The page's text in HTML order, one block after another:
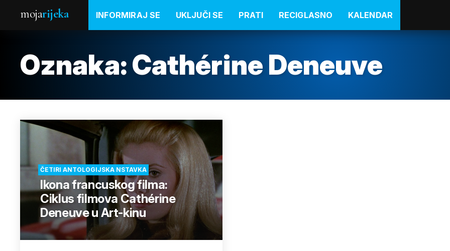
mojarijeka INFORMIRAJ SE UKLJUČI SE PRATI RECIGLASNO KALENDAR
Oznaka:Cathérine Deneuve
ČETIRI ANTOLOGIJSKA NSTAVKA
Ikona francuskog filma:
Ciklus filmova Cathérine
Deneuve u Art-kinu